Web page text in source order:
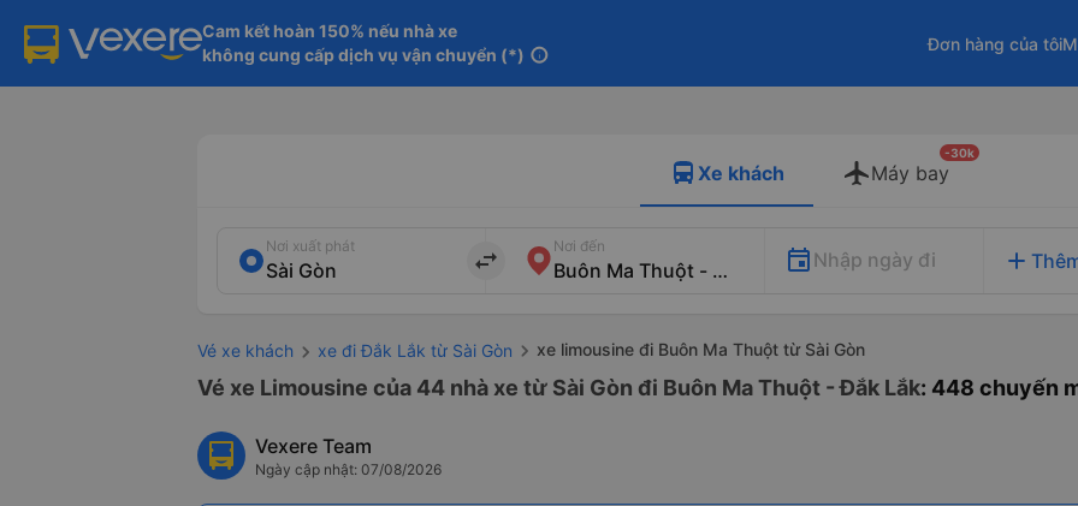
Cam kết hoàn 150% nếu nhà xe
không cung cấp dịch vụ vận chuyển (*) info
Đơn hàng của tôi
Xe khách Máy bay
-30k
Nơi xuất phát
import_export
Nơi đến
Nhập ngày đi add
Vé xe khách xe đi Đắk Lắk từ Sài Gòn xe limousine đi Buôn Ma Thuột từ Sài Gòn
Vé xe Limousine của 44 nhà xe từ Sài Gòn đi Buôn Ma Thuột - Đắk Lắk: 448 chuyến
Vexere Team
Ngày cập nhật: 07/08/2026